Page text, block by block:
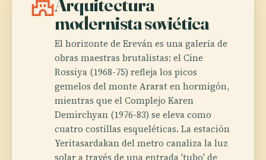
castle
modernista soviética
El horizonte de Ereván es una galería de
obras maestras brutalistas: el Cine
Rossiya (1968-75) refleja los picos
gemelos del monte Ararat en hormigón,
mientras que el Complejo Karen
Demirchyan (1976-83) se eleva como
cuatro costillas esqueléticas. La estación
Yeritasardakan del metro canaliza la luz
solar a través de una entrada 'tubo' de